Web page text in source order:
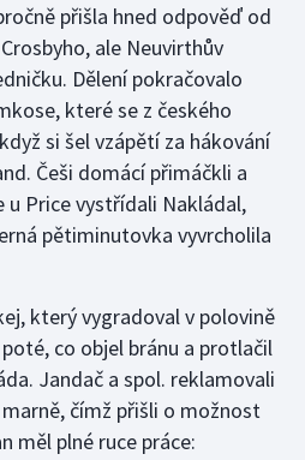
přišla hned odpověď od
ale Neuvirthův
Dělení pokračovalo
které se z českého
si šel vzápětí za hákování
Češi domácí přimáčkli a
Price vystřídali Nakládal,
pětiminutovka vyvrcholila
který vygradoval v polovině
co objel bránu a protlačil
Jandač a spol. reklamovali
čímž přišli o možnost
měl plné ruce práce: